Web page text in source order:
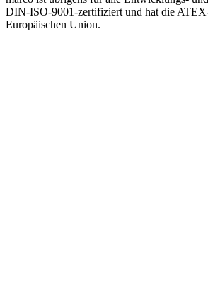
DIN-ISO-9001-zertifiziert und hat die
Europäischen Union.